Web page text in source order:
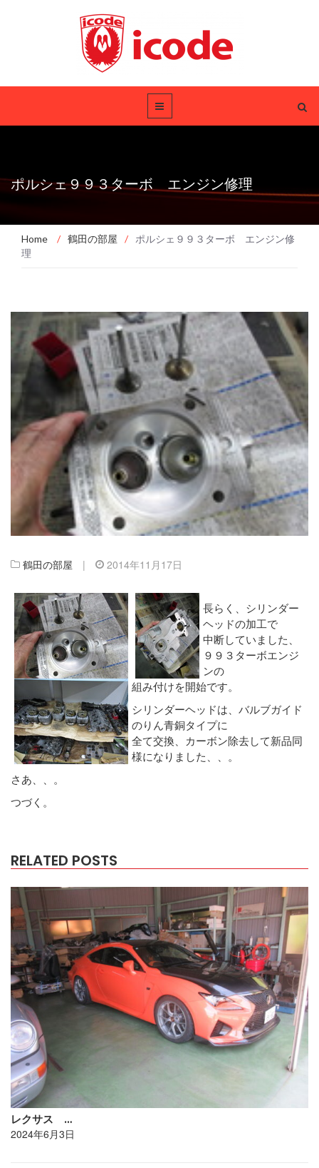
ポルシェ９９３ターボ エンジン修理
Home / 鶴田の部屋 /
ポルシェ９９３ターボ エンジン修
理
鶴田の部屋 | 2014年11月17日
長らく、シリンダー
ヘッドの加工で
中断していました、
９９３ターボエンジ
ンの
組み付けを開始です。
シリンダーヘッドは、バルブガイド
のりん青銅タイプに
全て交換、カーボン除去して新品同
様になりました、、。
さあ、、。
つづく。
RELATED POSTS
レクサス …
2024年6月3日